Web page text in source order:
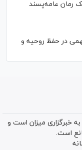
رمان عامه‌پسند
در حفظ روحیه و
خبرگزاری میزان است و
است.